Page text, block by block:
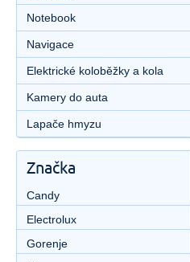
Notebook
Navigace
Elektrické koloběžky a kola
Kamery do auta
Lapače hmyzu
Značka
Candy
Electrolux
Gorenje